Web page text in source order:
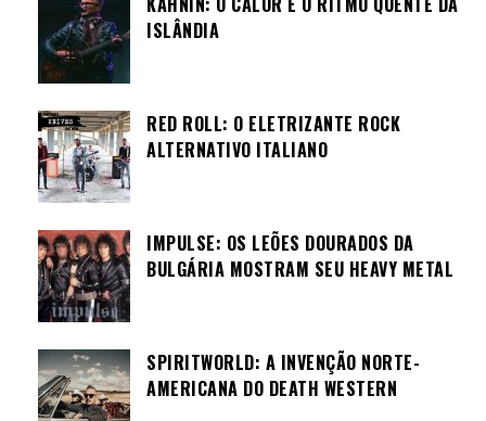
ISLÂNDIA
RED ROLL: O ELETRIZANTE ROCK
ALTERNATIVO ITALIANO
IMPULSE: OS LEÕES DOURADOS DA
BULGÁRIA MOSTRAM SEU HEAVY METAL
SPIRITWORLD: A INVENÇÃO NORTE-
AMERICANA DO DEATH WESTERN